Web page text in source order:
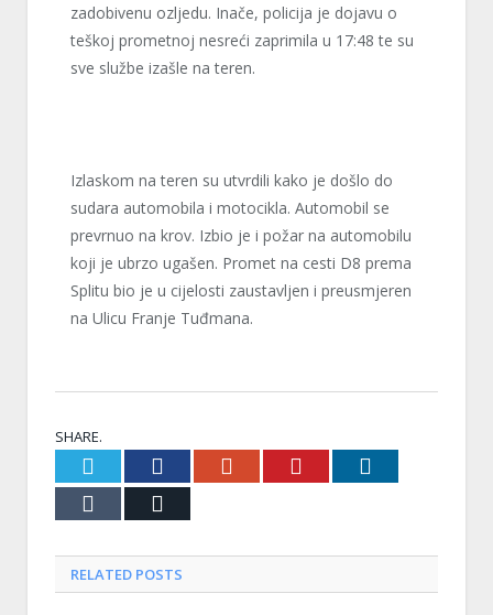
zadobivenu ozljedu. Inače, policija je dojavu o
teškoj prometnoj nesreći zaprimila u 17:48 te su
sve službe izašle na teren.
Izlaskom na teren su utvrdili kako je došlo do
sudara automobila i motocikla. Automobil se
prevrnuo na krov. Izbio je i požar na automobilu
koji je ubrzo ugašen. Promet na cesti D8 prema
Splitu bio je u cijelosti zaustavljen i preusmjeren
na Ulicu Franje Tuđmana.
SHARE.
Twitter FacebookGoogle+ Pinterest
Tumblr
RELATED POSTS